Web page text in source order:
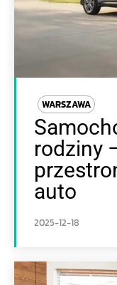
WARSZAWA
rodziny
auto
2025-12-18